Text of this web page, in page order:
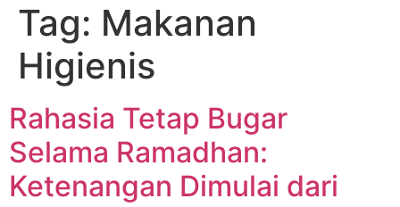
Tag: Makanan
Higienis
Rahasia Tetap Bugar
Selama Ramadhan:
Ketenangan Dimulai dari